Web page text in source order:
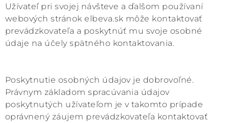
Užívateľ pri svojej návšteve a ďalšom používaní
webových stránok elbeva.sk môže kontaktovať
prevádzkovateľa a poskytnúť mu svoje osobné
údaje na účely spätného kontaktovania.
Poskytnutie osobných údajov je dobrovoľné.
Právnym základom spracúvania údajov
poskytnutých užívateľom je v takomto prípade
oprávnený záujem prevádzkovateľa kontaktovať